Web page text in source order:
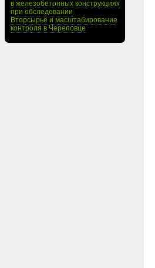
в железобетонных конструкциях
при обследовании
Вторсырьё и масштабирование
контроля в Череповце